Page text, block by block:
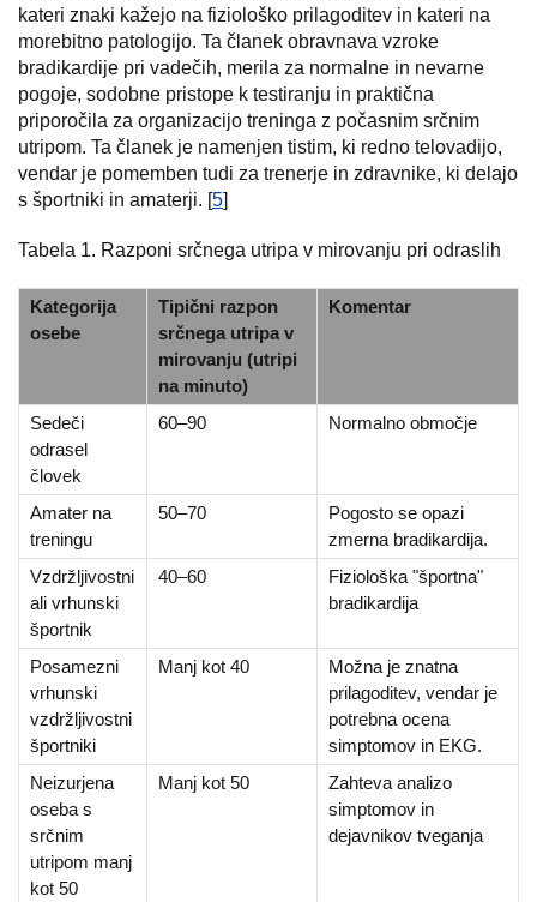
kateri znaki kažejo na fiziološko prilagoditev in kateri na
morebitno patologijo. Ta članek obravnava vzroke
bradikardije pri vadečih, merila za normalne in nevarne
pogoje, sodobne pristope k testiranju in praktična
priporočila za organizacijo treninga z počasnim srčnim
utripom. Ta članek je namenjen tistim, ki redno telovadijo,
vendar je pomemben tudi za trenerje in zdravnike, ki delajo
s športniki in amaterji. [5]
Tabela 1. Razponi srčnega utripa v mirovanju pri odraslih
Kategorija
osebe
Tipični razpon
srčnega utripa v
mirovanju (utripi
na minuto)
Komentar
Sedeči
odrasel
človek
60–90 Normalno območje
Amater na
treningu
50–70
Pogosto se opazi
zmerna bradikardija.
Vzdržljivostni
ali vrhunski
športnik
40–60
Fiziološka "športna"
bradikardija
Posamezni
vrhunski
vzdržljivostni
športniki
Manj kot 40
Možna je znatna
prilagoditev, vendar je
potrebna ocena
simptomov in EKG.
Neizurjena
oseba s
srčnim
utripom manj
kot 50
Manj kot 50
Zahteva analizo
simptomov in
dejavnikov tveganja